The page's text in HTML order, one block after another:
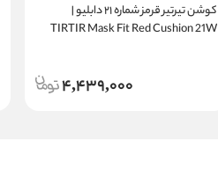
کوشن تیرتیر قرمز شماره ۲۱ دابلیو |
TIRTIR Mask Fit Red Cushion 21W
4,439,000